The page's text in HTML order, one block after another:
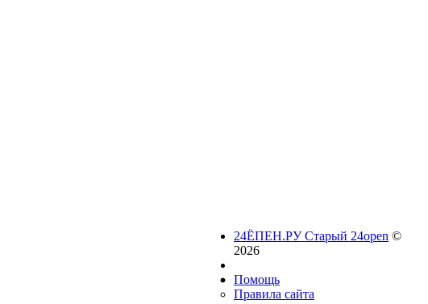
24ЁПЕН.РУ Старый 24open ©
2026
Помощь
Правила сайта